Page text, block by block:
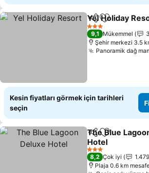
PaylaşFavorilerime
Yel Holiday
3 Yıldız
9,1 Mükemmel
Şehir merkezi 3.5
Panoramik dağ
Kesin fiyatları görmek için tarihleri
seçin
Paylaş
The Blue
Hotel
Fiyatları görün
3 Yıldız
8,2 Çok iyi
Plaja 0.6 km